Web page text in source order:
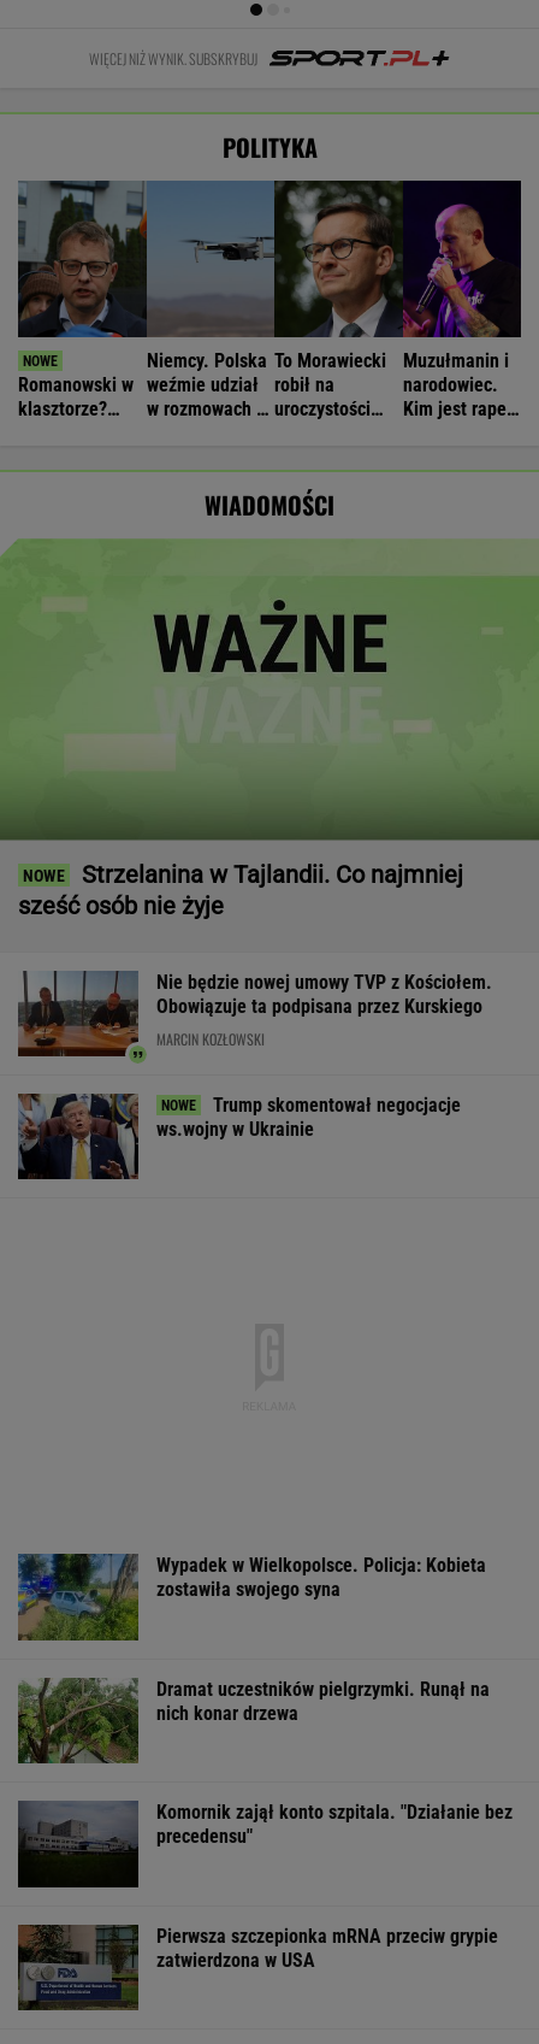
WIĘCEJ NIŻ WYNIK. SUBSKRYBUJ
POLITYKA
Romanowski w
klasztorze?
Niemcy. Polska
weźmie udział
w rozmowach o
To Morawiecki
robił na
uroczystości
Muzułmanin i
narodowiec.
Kim jest raper,
WIADOMOŚCI
Strzelanina w Tajlandii. Co najmniej
sześć osób nie żyje
Nie będzie nowej umowy TVP z Kościołem.
Obowiązuje ta podpisana przez Kurskiego
MARCIN KOZŁOWSKI
Trump skomentował negocjacje
ws.wojny w Ukrainie
Wypadek w Wielkopolsce. Policja: Kobieta
zostawiła swojego syna
Dramat uczestników pielgrzymki. Runął na
nich konar drzewa
Komornik zajął konto szpitala. "Działanie bez
precedensu"
Pierwsza szczepionka mRNA przeciw grypie
zatwierdzona w USA